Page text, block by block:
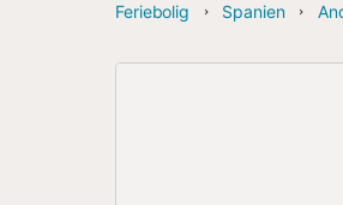
Feriebolig Spanien